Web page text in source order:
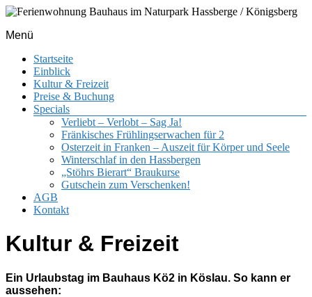
Hassberge / Königsberg
Menü
Startseite
Einblick
Kultur & Freizeit
Preise & Buchung
Specials
Verliebt – Verlobt – Sag Ja!
Fränkisches Frühlingserwachen für 2
Osterzeit in Franken – Auszeit für Körper und Seele
Winterschlaf in den Hassbergen
„Stöhrs Bierart“ Braukurse
Gutschein zum Verschenken!
AGB
Kontakt
Kultur & Freizeit
Ein Urlaubstag im Bauhaus Kö2 in Köslau. So kann er
aussehen: